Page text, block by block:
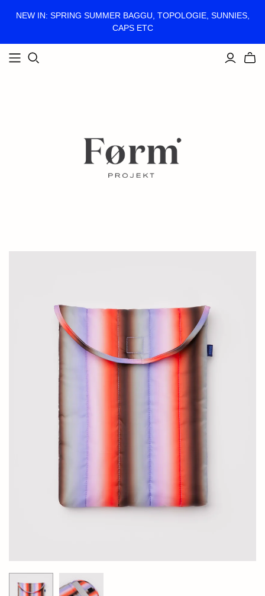
NEW IN: SPRING SUMMER BAGGU, TOPOLOGIE, SUNNIES,
CAPS ETC